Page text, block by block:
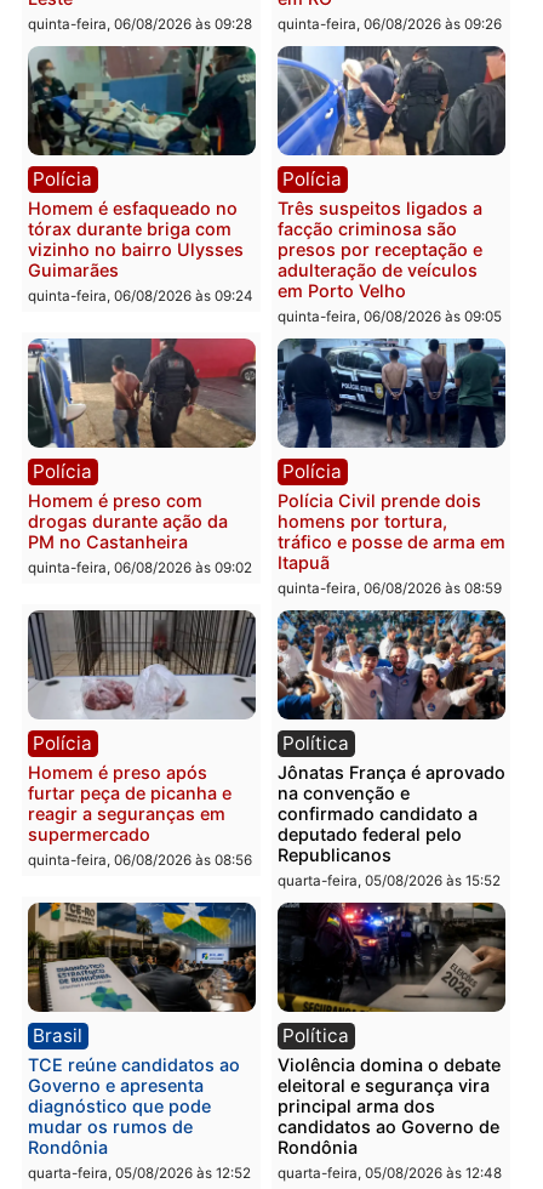
quinta-feira, 06/08/2026 às
Polícia
Policiais militares
recuperam moto furtada e
prendem trio na zona
Leste
quinta-feira, 06/08/2026 às 09:28
Polícia
Jovem é encontrado
na Rua dos Cravos e
é investigado pela
em RO
quinta-feira, 06/08/2026 às
Polícia
Homem é esfaqueado no
tórax durante briga com
vizinho no bairro Ulysses
quinta-feira, 06/08/2026 às 09:24
Polícia
Três suspeitos ligados a
facção criminosa são
presos por receptação e
adulteração de veículos
em Porto Velho
quinta-feira, 06/08/2026 às
Polícia
Homem é preso com
drogas durante ação da
quinta-feira, 06/08/2026 às 09:02
Polícia
Polícia Civil prende dois
homens por tortura,
tráfico e posse de arma
Itapuã
quinta-feira, 06/08/2026 às
Polícia
Homem é preso após
furtar peça de picanha e
Política
Jônatas França é
na convenção e